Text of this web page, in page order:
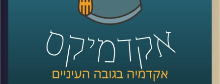
AudioVersity